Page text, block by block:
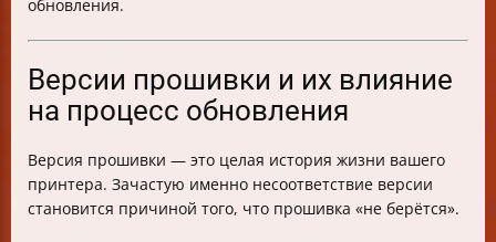
обновления.
Версии прошивки и их влияние
на процесс обновления
Версия прошивки — это целая история жизни вашего
принтера. Зачастую именно несоответствие версии
становится причиной того, что прошивка «не берётся».